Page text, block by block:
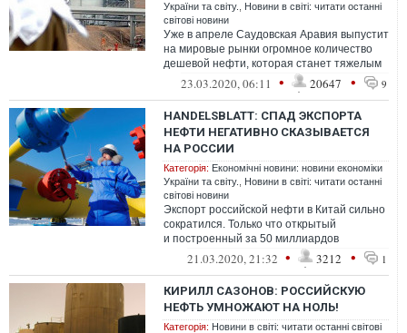
України та світу.
Новини в світі: читати останні
світові новини
Уже в апреле Саудовская Аравия выпустит
на мировые рынки огромное количество
дешевой нефти, которая станет тяжелым
ударом для нефтяной отрасли России....
23.03.2020, 06:11 • 20647 • 9
HANDELSBLATT: СПАД ЭКСПОРТА
НЕФТИ НЕГАТИВНО СКАЗЫВАЕТСЯ
НА РОССИИ
Категорія: Економічні новини: новини економіки
України та світу.
Новини в світі: читати останні
світові новини
Экспорт российской нефти в Китай сильно
сократился. Только что открытый
и построенный за 50 миллиардов
газопровод "Сила Сибири" закрывается
21.03.2020, 21:32 • 3212 • 1
КИРИЛЛ САЗОНОВ: РОССИЙСКУЮ
НЕФТЬ УМНОЖАЮТ НА НОЛЬ!
Категорія: Новини в світі: читати останні світові